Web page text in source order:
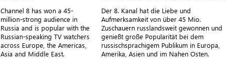
Channel 8 has won a 45-
million-strong audience in
Russia and is popular with the
Russian-speaking TV watchers
across Europe, the Americas,
Asia and Middle East.
Der 8. Kanal hat die Liebe und
Aufmerksamkeit von über 45 Mio.
Zuschauern russlandsweit gewonnen und
genießt große Popularität bei dem
russischsprachigem Publikum in Europa,
Amerika, Asien und im Nahen Osten.